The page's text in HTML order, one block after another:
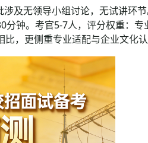
及无领导小组讨论，无试讲环
钟。考官5-7人，评分权重：专
，更侧重专业适配与企业文化认